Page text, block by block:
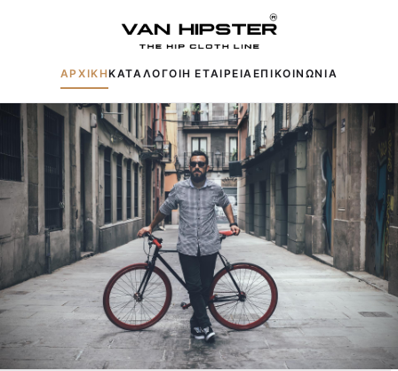
ΑΡΧΙΚΗΚΑΤΑΛΟΓΟΙΗ ΕΤΑΙΡΕΙΑΕΠΙΚΟΙΝΩΝΙΑ
Δημοφιλείς αναζητήσεις: Πουκάμισα
Μπουφάν
Παντελόνια
Πλεκτά